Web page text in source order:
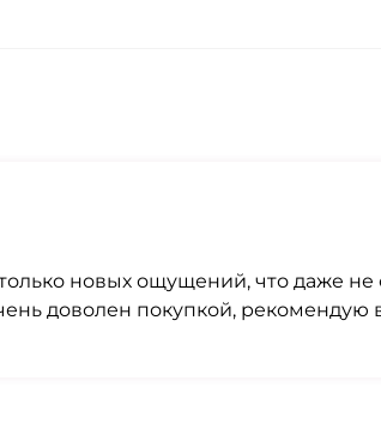
новых ощущений, что даже
доволен покупкой, рекомендую